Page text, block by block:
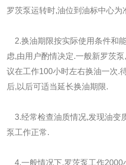
罗茨泵运转时,油位到油标中心为
2.换油期限按实际使用条件和
虑,由用户酌情决定.一般新罗茨
议在工作100小时左右换油一次.
后,以后可适当延长换油期限.
3.经常检查油质情况,发现油变
泵工作正常.
4.一般情况下,罗茨泵工作2000